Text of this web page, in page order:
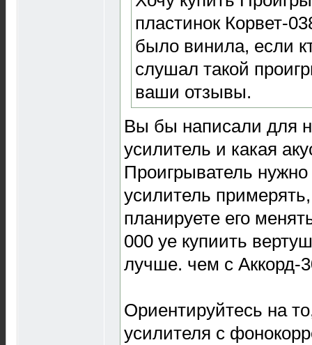
пластинок Корвет-
было винила, если
слушал такой
ваши отзывы.
Вы бы написали для
усилитель и какая
Проигрыватель нужно
усилитель
планируете его
000 уе купиить
лучше. чем с Аккорд-
Ориентируйтесь на
усилителя с